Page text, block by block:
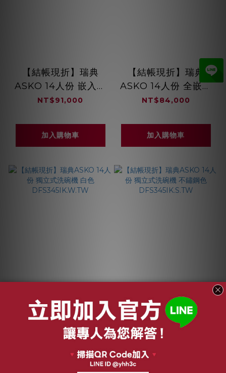
【結帳現折】瑞典
ASKO 14人份 嵌入式
洗碗機 白色
NT$91,000
加入購物車
【結帳現折】瑞典
ASKO 14人份 全嵌式
洗碗機 220V
NT$84,000
加入購物車
【結帳現折】瑞典
ASKO 14人份 獨立式
DFS345IK.W.TW
NT$105,600
【結帳現折】瑞典
ASKO 14人份 獨立式
DFS345IK.S.TW
NT$92,000